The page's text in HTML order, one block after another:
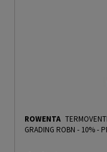
ROWENTA
GRADING ROBN - 10%-